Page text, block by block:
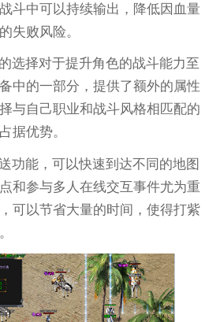
斗中可以持续输出，降低因血量
失败风险。
选择对于提升角色的战斗能力至
中的一部分，提供了额外的属性
与自己职业和战斗风格相匹配的
据优势。
功能，可以快速到达不同的地图
和参与多人在线交互事件尤为重
可以节省大量的时间，使得打紫